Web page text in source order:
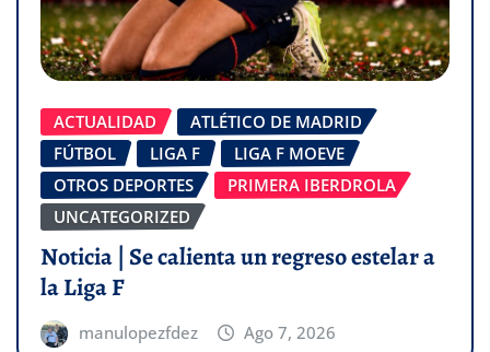
ACTUALIDAD
ATLÉTICO DE MADRID
FÚTBOL
LIGA F
LIGA F MOEVE
OTROS DEPORTES
PRIMERA IBERDROLA
UNCATEGORIZED
Noticia | Se calienta un regreso estelar a
la Liga F
manulopezfdez Ago 7, 2026